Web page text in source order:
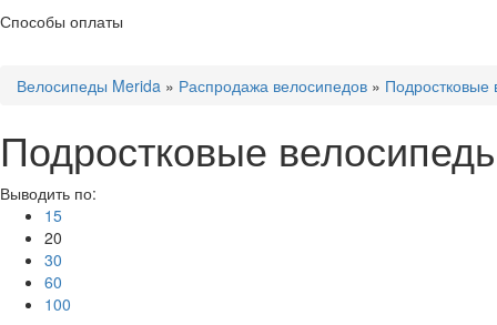
Способы оплаты
Велосипеды Merida » Распродажа велосипедов »
Подростковые
Выводить по:
15
20
30
60
100